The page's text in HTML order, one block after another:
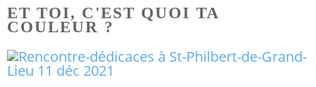
ET TOI, C'EST QUOI TA
COULEUR ?